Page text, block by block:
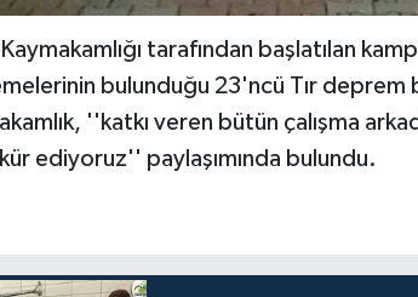
Kaymakamlığı tarafından başlatılan
bulunduğu 23'ncü Tır deprem
''katkı veren bütün çalışma
ediyoruz'' paylaşımında bulundu.